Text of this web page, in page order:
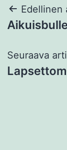
selaus
Edellinen
Seuraava